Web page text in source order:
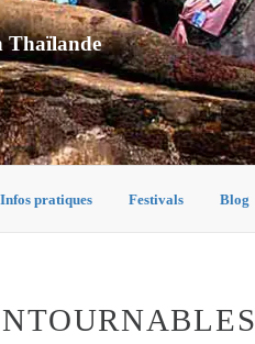
Thaïlande
Infos pratiques Festivals Blog